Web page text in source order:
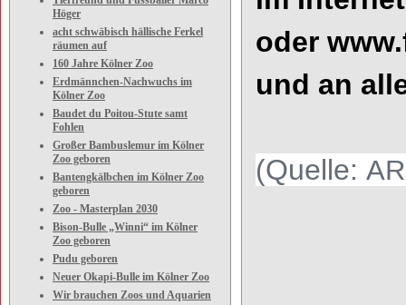
Höger
acht schwäbisch hällische Ferkel
räumen auf
160 Jahre Kölner Zoo
Erdmännchen-Nachwuchs im
Kölner Zoo
Baudet du Poitou-Stute samt
Fohlen
Großer Bambuslemur im Kölner
Zoo geboren
Bantengkälbchen im Kölner Zoo
geboren
Zoo - Masterplan 2030
Bison-Bulle „Winni“ im Kölner
Zoo geboren
Pudu geboren
Neuer Okapi-Bulle im Kölner Zoo
Wir brauchen Zoos und Aquarien
oder
und an al
(Quelle: